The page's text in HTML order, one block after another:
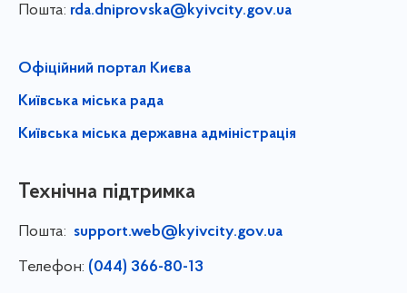
Пошта: rda.dniprovska@kyivcity.gov.ua
Офіційний портал Києва
Київська міська рада
Київська міська державна адміністрація
Технічна підтримка
Пошта: support.web@kyivcity.gov.ua
Телефон: (044) 366-80-13